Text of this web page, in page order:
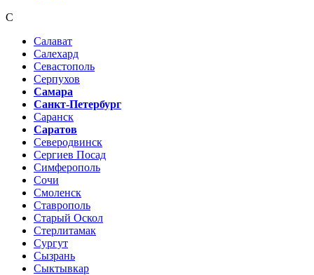
С
Салават
Салехард
Севастополь
Серпухов
Самара
Санкт-Петербург
Саранск
Саратов
Северодвинск
Сергиев Посад
Симферополь
Сочи
Смоленск
Ставрополь
Старый Оскол
Стерлитамак
Сургут
Сызрань
Сыктывкар